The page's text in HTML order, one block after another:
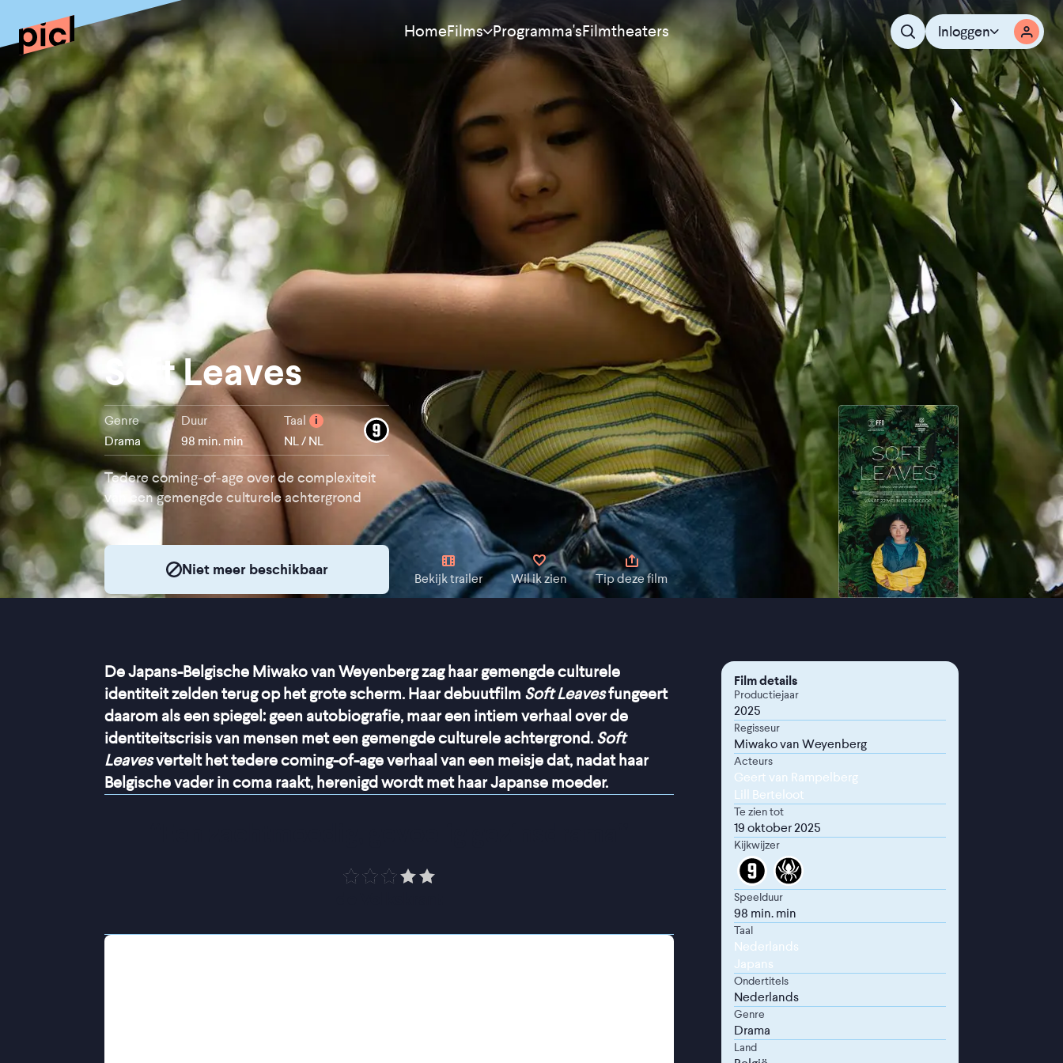
HomeFilms
Meest bekeken
Nieuw
Aanraders
Alle films
Programma'sFilmtheaters Inloggen
Soft Leaves
Genre
Drama
Duur
98 min. min
Taal i
NL / NL
Tedere coming-of-age over de complexiteit
van een gemengde culturele achtergrond
Niet meer beschikbaar
Bekijk trailer Wil ik zien Tip deze film
De Japans-Belgische Miwako van Weyenberg zag haar gemengde culturele
identiteit zelden terug op het grote scherm. Haar debuutfilm Soft Leavesfungeert
daarom als een spiegel: geen autobiografie, maar een intiem verhaal over de
identiteitscrisis van mensen met een gemengde culturele achtergrond. Soft
Leavesvertelt het tedere coming-of-age verhaal van een meisje dat, nadat haar
Belgische vader in coma raakt, herenigd wordt met haar Japanse moeder.
De ouders van de elfjarige Yuna gingen uit elkaar toen ze nog klein was. Haar
Film details
Productiejaar
2025
Regisseur
Miwako van Weyenberg
Acteurs
Geert van Rampelberg
Lill Berteloot
Te zien tot
19 oktober 2025
Kijkwijzer
Speelduur
98 min. min
Taal
Nederlands
Japans
Ondertitels
Nederlands
Genre
Drama
Land